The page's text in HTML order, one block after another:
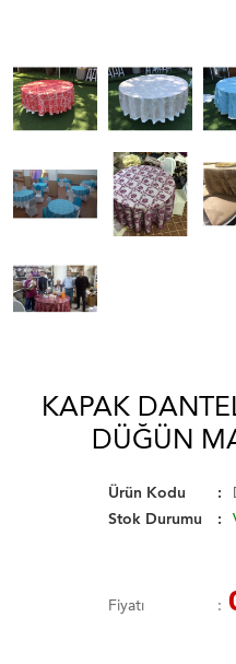
KAPAK
DÜĞÜN
Ürün Kodu
Stok Durumu
Fiyatı